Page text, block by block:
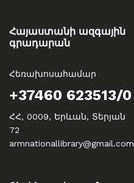
Հայաստանի ազգային
գրադարան
Հեռախոսահամար
+37460 623513/0
ՀՀ, 0009, Երևան, Տերյան
72
armnationallibrary@gmail.com